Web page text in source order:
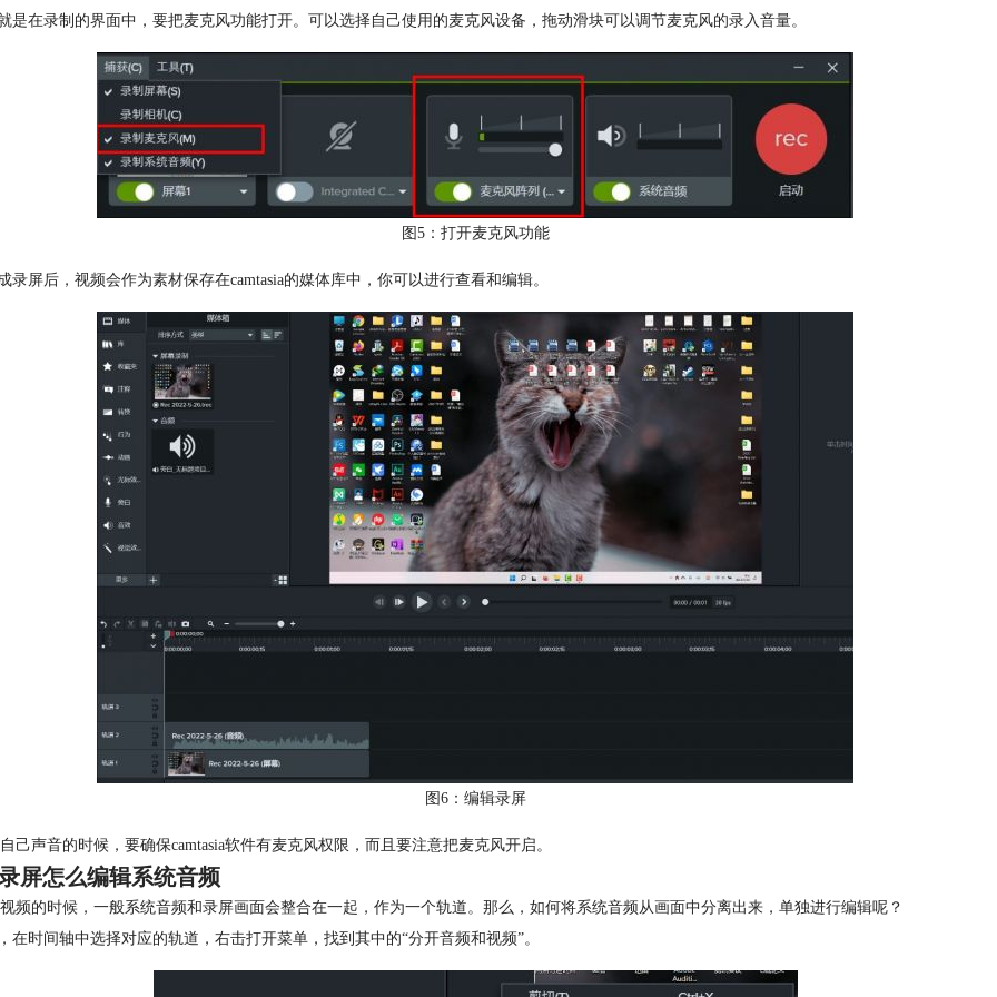
是在录制的界面中，要把麦克风功能打开。可以选择自己使用的麦克风设备，拖动滑块可以调节麦克风的录入音量。
图5：打开麦克风功能
录屏后，视频会作为素材保存在camtasia的媒体库中，你可以进行查看和编辑。
图6：编辑录屏
己声音的时候，要确保camtasia软件有麦克风权限，而且要注意把麦克风开启。
屏怎么编辑系统音频
频的时候，一般系统音频和录屏画面会整合在一起，作为一个轨道。那么，如何将系统音频从画面中分离出来，单独进行编辑呢？
在时间轴中选择对应的轨道，右击打开菜单，找到其中的“分开音频和视频”。